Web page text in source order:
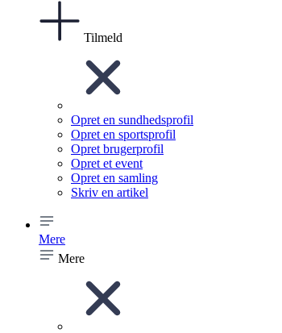
Tilmeld
Opret en sundhedsprofil
Opret en sportsprofil
Opret brugerprofil
Opret et event
Opret en samling
Skriv en artikel
Mere
Mere